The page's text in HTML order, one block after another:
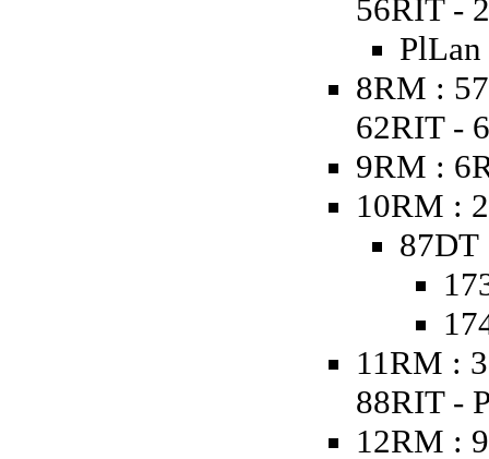
56RIT -
8RM :
62RIT -
9RM :
10RM :
87DT
11RM :
88RIT -
12RM :